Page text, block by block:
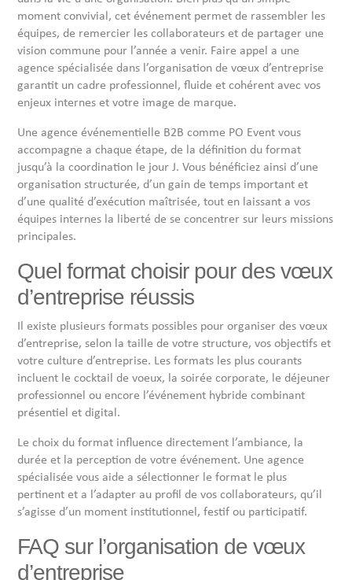
moment convivial, cet événement permet de rassembler les
équipes, de remercier les collaborateurs et de partager une
vision commune pour l’année a venir. Faire appel a une
agence spécialisée dans l’organisation de vœux d’entreprise
garantit un cadre professionnel, fluide et cohérent avec vos
enjeux internes et votre image de marque.
Une agence événementielle B2B comme PO Event vous
accompagne a chaque étape, de la définition du format
jusqu’à la coordination le jour J. Vous bénéficiez ainsi d’une
organisation structurée, d’un gain de temps important et
d’une qualité d’exécution maîtrisée, tout en laissant a vos
équipes internes la liberté de se concentrer sur leurs missions
principales.
Quel format choisir pour des vœux
d’entreprise réussis
Il existe plusieurs formats possibles pour organiser des vœux
d’entreprise, selon la taille de votre structure, vos objectifs et
votre culture d’entreprise. Les formats les plus courants
incluent le cocktail de voeux, la soirée corporate, le déjeuner
professionnel ou encore l’événement hybride combinant
présentiel et digital.
Le choix du format influence directement l’ambiance, la
durée et la perception de votre événement. Une agence
spécialisée vous aide a sélectionner le format le plus
pertinent et a l’adapter au profil de vos collaborateurs, qu’il
s’agisse d’un moment institutionnel, festif ou participatif.
FAQ sur l’organisation de vœux
d’entreprise